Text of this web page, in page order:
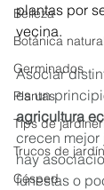
Belleza
Botánica natural
Germinados
Plantas
Tips de
Trucos de jardín
Césped
plantas por
vecina.
Asociar
es un
agricultura
crecen mejor
hay
funestas o